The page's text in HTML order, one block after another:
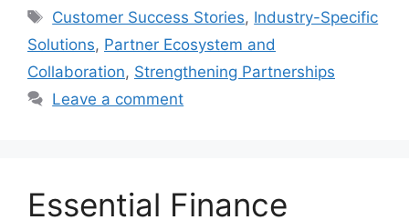
Tags
Customer Success Stories, Industry-Specific
Solutions, Partner Ecosystem and
Collaboration, Strengthening Partnerships
Leave a comment
Essential Finance